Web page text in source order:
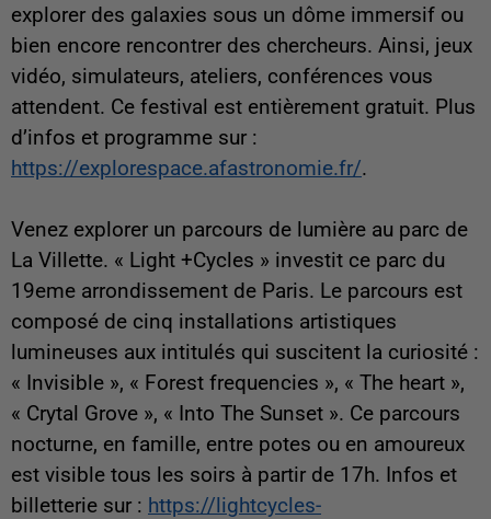
explorer des galaxies sous un dôme immersif ou
bien encore rencontrer des chercheurs. Ainsi, jeux
vidéo, simulateurs, ateliers, conférences vous
attendent. Ce festival est entièrement gratuit. Plus
d’infos et programme sur :
https://explorespace.afastronomie.fr/.
Venez explorer un parcours de lumière au parc de
La Villette. « Light +Cycles » investit ce parc du
19eme arrondissement de Paris. Le parcours est
composé de cinq installations artistiques
lumineuses aux intitulés qui suscitent la curiosité :
« Invisible », « Forest frequencies », « The heart »,
« Crytal Grove », « Into The Sunset ». Ce parcours
nocturne, en famille, entre potes ou en amoureux
est visible tous les soirs à partir de 17h. Infos et
billetterie sur : https://lightcycles-